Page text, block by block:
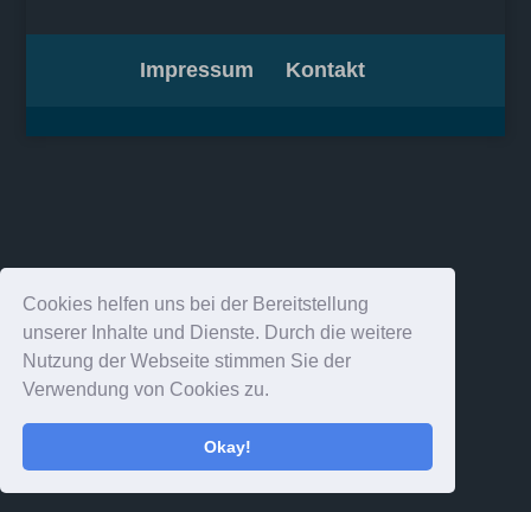
Cookies helfen uns bei der Bereitstellung
unserer Inhalte und Dienste. Durch die weitere
Nutzung der Webseite stimmen Sie der
Verwendung von Cookies zu.
Okay!
Impressum Kontakt